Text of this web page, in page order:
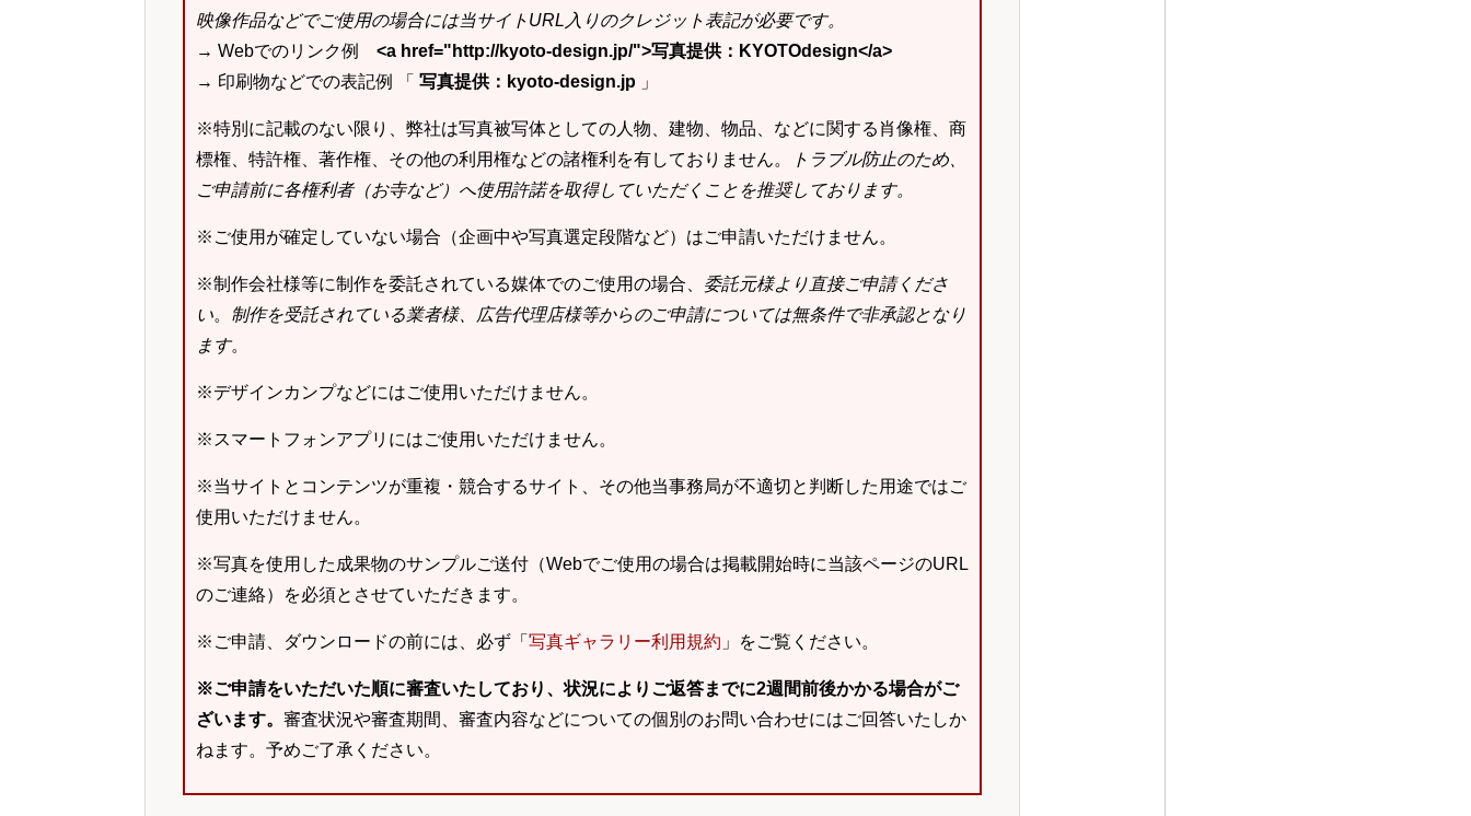
映像作品などでご使用の場合には当サイトURL入りのクレジット表記が必要です。
→ Webでのリンク例 <a href="http://kyoto-design.jp/">写真提供：KYOTOdesign</a>
→ 印刷物などでの表記例 「 写真提供：kyoto-design.jp 」
※特別に記載のない限り、弊社は写真被写体としての人物、建物、物品、などに関する肖像権、商
標権、特許権、著作権、その他の利用権などの諸権利を有しておりません。
トラブル防止のため、
ご申請前に各権利者（お寺など）へ使用許諾を取得していただくことを推奨しております。
※ご使用が確定していない場合（企画中や写真選定段階など）はご申請いただけません。
※制作会社様等に制作を委託されている媒体でのご使用の場合、 委託元様より直接ご申請くださ
い。 制作を受託されている業者様、広告代理店様等からのご申請については無条件で非承認となり
ます。
※デザインカンプなどにはご使用いただけません。
※スマートフォンアプリにはご使用いただけません。
※当サイトとコンテンツが重複・競合するサイト、その他当事務局が不適切と判断した用途ではご
使用いただけません。
※写真を使用した成果物のサンプルご送付（Webでご使用の場合は掲載開始時に当該ページのURL
のご連絡）を必須とさせていただきます。
※ご申請、ダウンロードの前には、必ず「 写真ギャラリー利用規約 」をご覧ください。
※ご申請をいただいた順に審査いたしており、状況によりご返答までに2週間前後かかる場合がご
ざいます。 審査状況や審査期間、審査内容などについての個別のお問い合わせにはご回答いたしか
ねます。予めご了承ください。